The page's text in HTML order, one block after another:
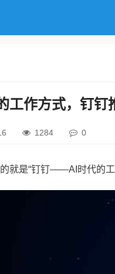
作方式，钉钉
1284 0
就是“钉钉——AI时代的